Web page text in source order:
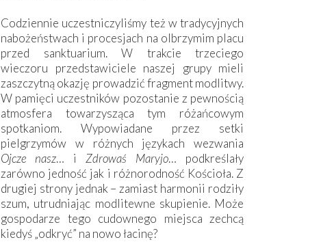
Codziennie uczestniczyliśmy też w tradycyjnych
nabożeństwach i procesjach na olbrzymim placu
przed sanktuarium. W trakcie trzeciego
wieczoru przedstawiciele naszej grupy mieli
zaszczytną okazję prowadzić fragment modlitwy.
W pamięci uczestników pozostanie z pewnością
atmosfera towarzysząca tym różańcowym
spotkaniom. Wypowiadane przez setki
pielgrzymów w różnych językach wezwania
Ojcze nasz… i Zdrowaś Maryjo… podkreślały
zarówno jedność jak i różnorodność Kościoła. Z
drugiej strony jednak – zamiast harmonii rodziły
szum, utrudniając modlitewne skupienie. Może
gospodarze tego cudownego miejsca zechcą
kiedyś „odkryć” na nowo łacinę?